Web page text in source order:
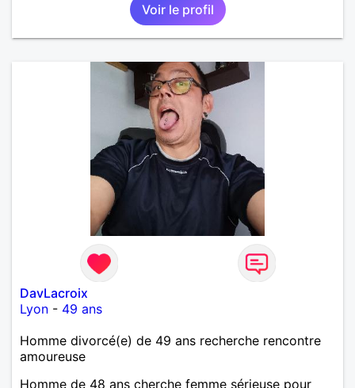
Voir le profil
DavLacroix
Lyon - 49 ans
Homme divorcé(e) de 49 ans recherche rencontre
amoureuse
Homme de 48 ans cherche femme sérieuse pour